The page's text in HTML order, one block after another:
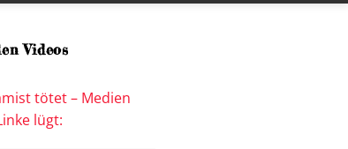
Videos
tötet – Medien
lügt: